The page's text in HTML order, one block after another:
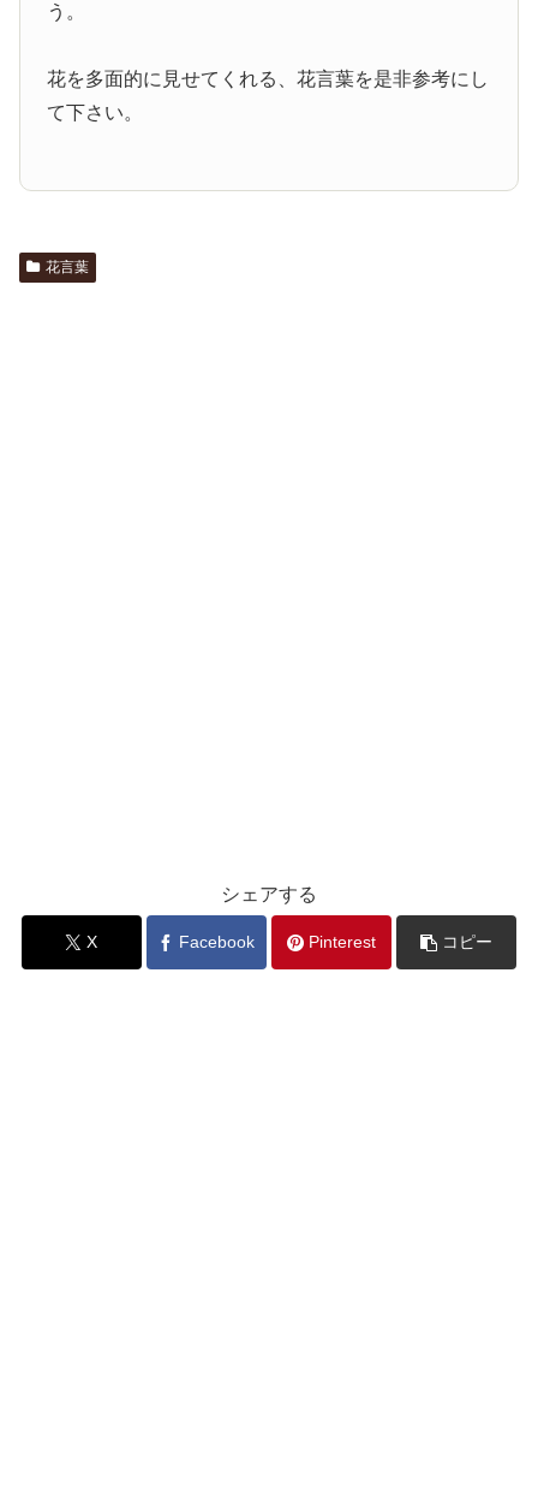
う。
花を多面的に見せてくれる、花言葉を是非参考にし
て下さい。
花言葉
シェアする
X Facebook Pinterest コピー